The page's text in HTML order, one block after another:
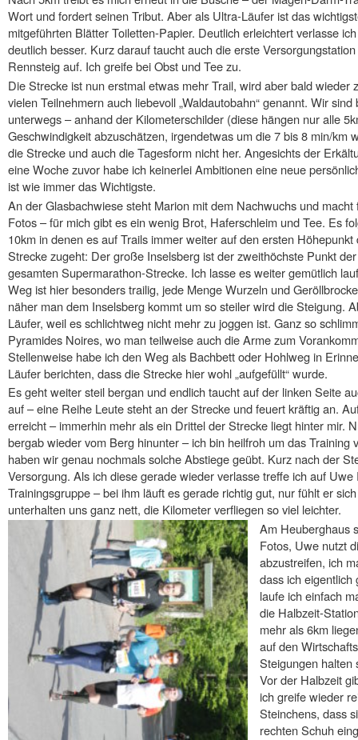
Wort und fordert seinen Tribut. Aber als Ultra-Läufer ist das
mitgeführten Blätter Toiletten-Papier. Deutlich erleichtert verlasse
deutlich besser. Kurz darauf taucht auch die erste
Rennsteig auf. Ich greife bei Obst und Tee zu.
Die Strecke ist nun erstmal etwas mehr Trail, wird aber bald wieder
vielen Teilnehmern auch liebevoll „Waldautobahn“ genannt. Wir
unterwegs – anhand der Kilometerschilder (diese hängen nur alle
Geschwindigkeit abzuschätzen, irgendetwas um die 7 bis 8 min/km
die Strecke und auch die Tagesform nicht her. Angesichts der
eine Woche zuvor habe ich keinerlei Ambitionen eine neue
ist wie immer das Wichtigste.
An der Glasbachwiese steht Marion mit dem Nachwuchs und macht
Fotos – für mich gibt es ein wenig Brot, Haferschleim und Tee. Es
10km in denen es auf Trails immer weiter auf den ersten Höhepunkt
Strecke zugeht: Der große Inselsberg ist der zweithöchste Punkt der
gesamten Supermarathon-Strecke. Ich lasse es weiter gemütlich
Weg ist hier besonders trailig, jede Menge Wurzeln und
näher man dem Inselsberg kommt um so steiler wird die Steigung.
Läufer, weil es schlichtweg nicht mehr zu joggen ist. Ganz so
Pyramides Noires, wo man teilweise auch die Arme zum
Stellenweise habe ich den Weg als Bachbett oder Hohlweg in
Läufer berichten, dass die Strecke hier wohl „aufgefüllt“ wurde.
Es geht weiter steil bergan und endlich taucht auf der linken Seite
auf – eine Reihe Leute steht an der Strecke und feuert kräftig an.
erreicht – immerhin mehr als ein Drittel der Strecke liegt hinter mir.
bergab wieder vom Berg hinunter – ich bin heilfroh um das Training
haben wir genau nochmals solche Abstiege geübt. Kurz nach der
Versorgung. Als ich diese gerade wieder verlasse treffe ich auf
Trainingsgruppe – bei ihm läuft es gerade richtig gut, nur fühlt er
unterhalten uns ganz nett, die Kilometer verfliegen so viel leichter.
Am Heuberghaus
Fotos, Uwe nutzt
abzustreifen, ich
dass ich eigentlich
laufe ich einfach
die Halbzeit-
mehr als 6km
auf den
Steigungen halten
Vor der Halbzeit
ich greife wieder
Steinchens, dass
rechten Schuh